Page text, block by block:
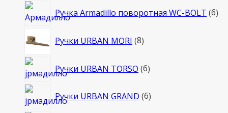
Ручка Armadillo поворотная WC-BOLT 66
Ручки URBAN MORI 88
Ручки URBAN TORSO 66
Ручки URBAN GRAND 66